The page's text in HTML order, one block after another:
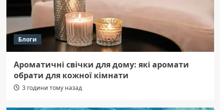
Блоги
Ароматичні свічки для дому: які аромати
обрати для кожної кімнати
3 години тому назад